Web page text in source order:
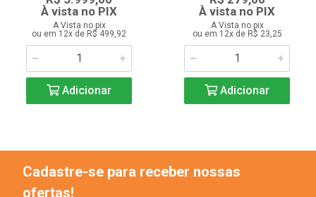
À vista no PIX
A Vista no pix
ou em 12x de R$ 499,92
Adicionar
À vista no PIX
A Vista no pix
ou em 12x de R$ 23,25
Adicionar
Cadastre-se para receber nossas
ofertas!